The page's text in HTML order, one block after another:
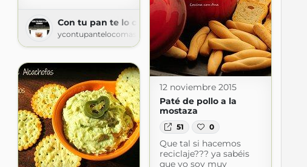
Con tu pan te lo comas
ycontupantelocomas.blogspot.com
12 noviembre 2015
Paté de pollo a la
mostaza
51 0
Que tal si hacemos
reciclaje??? ya sabéis
que yo soy muy